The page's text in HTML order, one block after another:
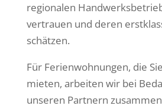
regionalen
vertrauen und deren
schätzen.
Für Ferienwohnungen, die
mieten, arbeiten wir bei
unseren Partnern